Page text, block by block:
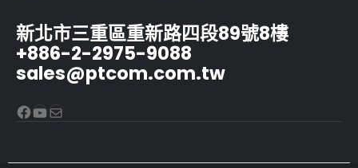
新北市三重區重新路四段89號8樓
+886-2-2975-9088
sales@ptcom.com.tw